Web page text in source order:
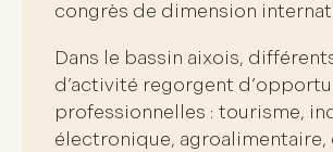
congrès de dimension
Dans le bassin aixois,
d’activité regorgent d’
professionnelles : tourisme,
électronique, agroalimentaire,